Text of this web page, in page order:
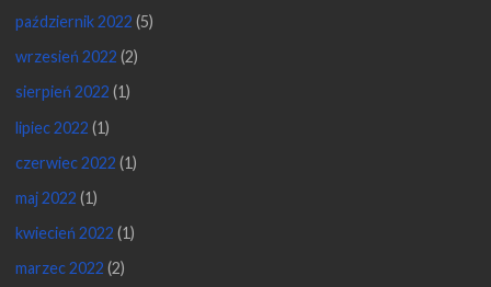
październik 2022 (5)
wrzesień 2022 (2)
sierpień 2022 (1)
lipiec 2022 (1)
czerwiec 2022 (1)
maj 2022 (1)
kwiecień 2022 (1)
marzec 2022 (2)